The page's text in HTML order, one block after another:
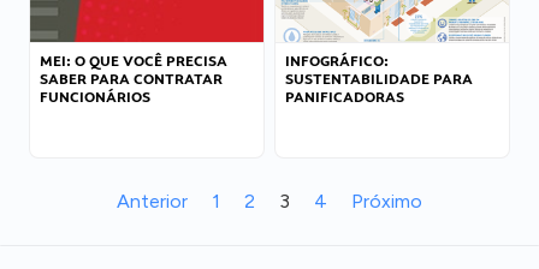
MEI: O QUE VOCÊ PRECISA
SABER PARA CONTRATAR
FUNCIONÁRIOS
INFOGRÁFICO:
SUSTENTABILIDADE PARA
PANIFICADORAS
Anterior 1 2 3 4 Próximo